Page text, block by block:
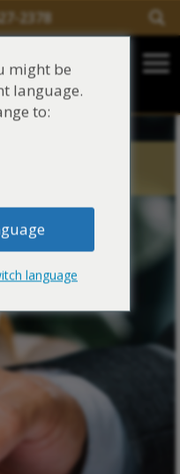
2378
might be
language.
to:
language